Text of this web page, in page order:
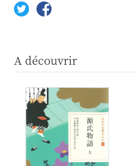
A découvrir